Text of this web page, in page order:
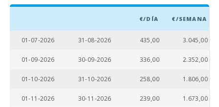
Playa de Muro
Playa de arena
- Playa de
restaurantes
(m):
Pueblo
€/DÍA €/SEMANA
01-07-2026 31-08-2026 435,00 3.045,00
01-09-2026 30-09-2026 336,00 2.352,00
01-10-2026 31-10-2026 258,00 1.806,00
01-11-2026 30-11-2026 239,00 1.673,00